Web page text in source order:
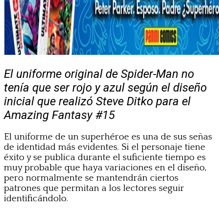
El uniforme original de Spider-Man no
tenía que ser rojo y azul según el diseño
inicial que realizó Steve Ditko para el
Amazing Fantasy #15
El uniforme de un superhéroe es una de sus señas
de identidad más evidentes. Si el personaje tiene
éxito y se publica durante el suficiente tiempo es
muy probable que haya variaciones en el diseño,
pero normalmente se mantendrán ciertos
patrones que permitan a los lectores seguir
identificándolo.